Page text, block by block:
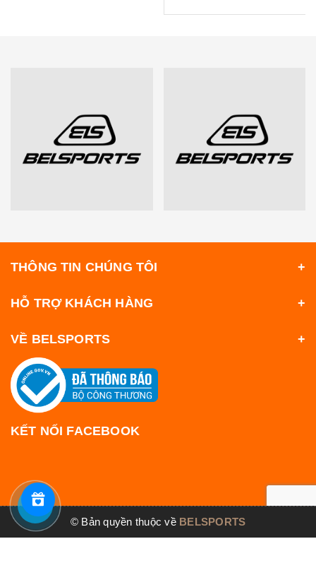
THÔNG TIN CHÚNG TÔI
HỖ TRỢ KHÁCH HÀNG
VỀ BELSPORTS
KẾT NỐI FACEBOOK
© Bản quyền thuộc về BELSPORTS